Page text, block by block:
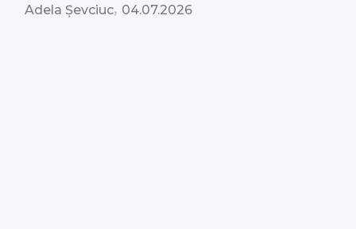
Adela Șevciuc, 04.07.2026